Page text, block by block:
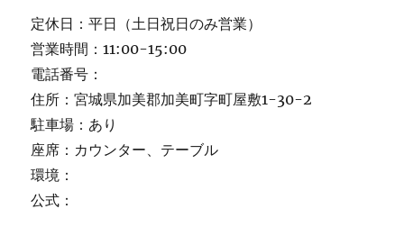
定休日：平日（土日祝日のみ営業）
営業時間：11:00-15:00
電話番号：
住所：宮城県加美郡加美町字町屋敷1-30-2
駐車場：あり
座席：カウンター、テーブル
環境：
公式：